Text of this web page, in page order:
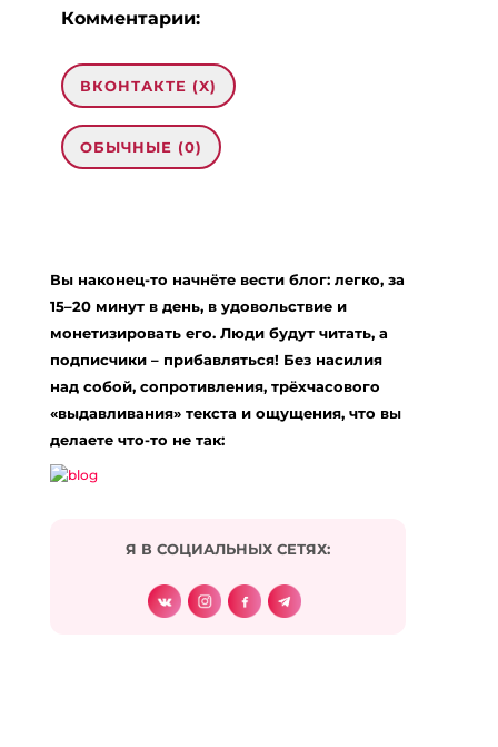
Комментарии:
ВКОНТАКТЕ (X)
ОБЫЧНЫЕ (0)
Обязательные поля помечены*
Подписаться на комментарии по e-mail
Вы наконец-то начнёте вести блог: легко, за
15–20 минут в день, в удовольствие и
монетизировать его. Люди будут читать, а
подписчики – прибавляться! Без насилия
над собой, сопротивления, трёхчасового
«выдавливания» текста и ощущения, что вы
делаете что-то не так:
Я В СОЦИАЛЬНЫХ СЕТЯХ: